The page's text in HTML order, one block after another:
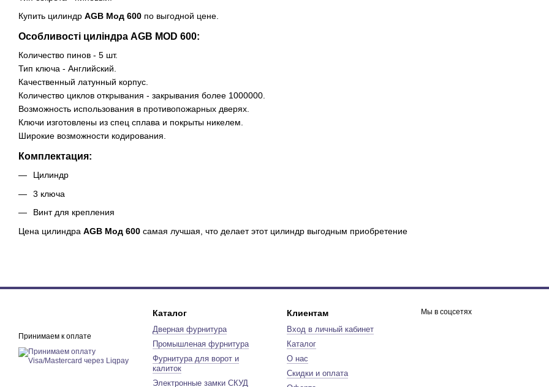
Купить цилиндр AGB Мод 600 по выгодной цене.
Особливості циліндра AGB MOD 600:
Количество пинов - 5 шт.
Тип ключа - Английский.
Качественный латунный корпус.
Количество циклов открывания - закрывания более 1000000.
Возможность использования в противопожарных дверях.
Ключи изготовлены из спец сплава и покрыты никелем.
Широкие возможности кодирования.
Комплектация:
Цилиндр
3 ключа
Винт для крепления
Цена цилиндра AGB Мод 600 самая лучшая, что делает этот цилиндр выгодным приобретение
Принимаем к оплате
Каталог
Дверная фурнитура
Промышленая фурнитура
Фурнитура для ворот и
калиток
Электронные замки СКУД
Клиентам
Вход в личный кабинет
Каталог
О нас
Скидки и оплата
Мы в соцсетях